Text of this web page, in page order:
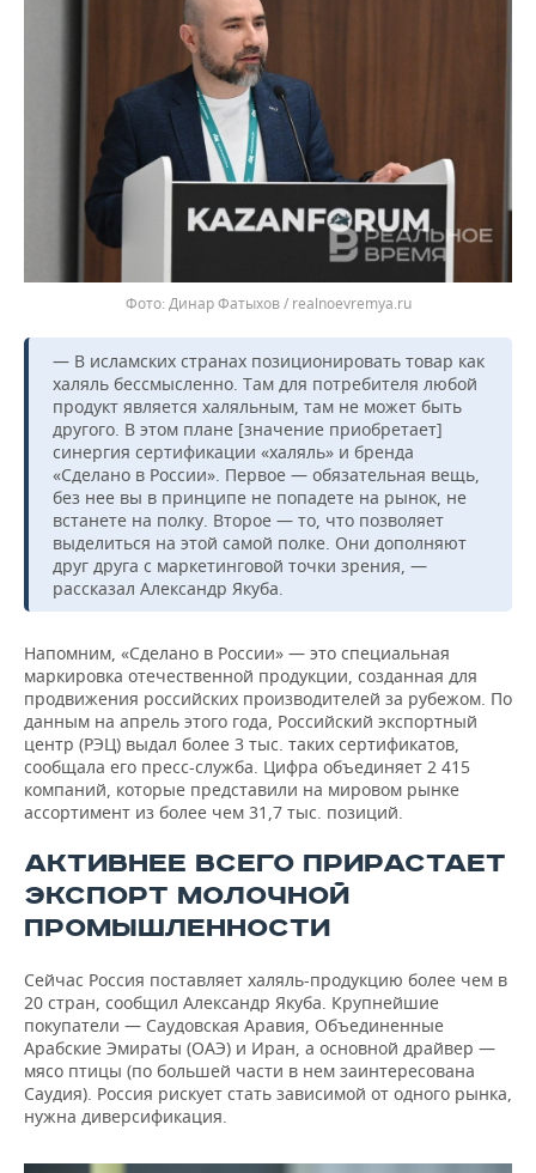
Динар Фатыхов / realnoevremya.ru
— В исламских странах позиционировать товар как
халяль бессмысленно. Там для потребителя любой
продукт является халяльным, там не может быть
другого. В этом плане [значение приобретает]
синергия сертификации «халяль» и бренда
«Сделано в России». Первое — обязательная вещь,
без нее вы в принципе не попадете на рынок, не
встанете на полку. Второе — то, что позволяет
выделиться на этой самой полке. Они дополняют
друг друга с маркетинговой точки зрения, —
рассказал Александр Якуба.
Напомним, «Сделано в России» — это специальная
маркировка отечественной продукции, созданная для
продвижения российских производителей за рубежом. По
данным на апрель этого года, Российский экспортный
центр (РЭЦ) выдал более 3 тыс. таких сертификатов,
сообщала его пресс-служба. Цифра объединяет 2 415
компаний, которые представили на мировом рынке
ассортимент из более чем 31,7 тыс. позиций.
АКТИВНЕЕ ВСЕГО ПРИРАСТАЕТ
ЭКСПОРТ МОЛОЧНОЙ
ПРОМЫШЛЕННОСТИ
Сейчас Россия поставляет халяль-продукцию более чем в
20 стран, сообщил Александр Якуба. Крупнейшие
покупатели — Саудовская Аравия, Объединенные
Арабские Эмираты (ОАЭ) и Иран, а основной драйвер —
мясо птицы (по большей части в нем заинтересована
Саудия). Россия рискует стать зависимой от одного рынка,
нужна диверсификация.